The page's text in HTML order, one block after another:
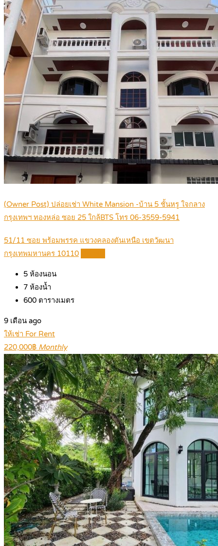
(Owner Post) ปล่อยเช่า White Mansion -บ้าน 5 ชั้นหรู ใจกลาง
กรุงเทพฯ ทองหล่อ ซอย 25 ใกล้BTS โทร 06-3559-5941
51/11 ซอย พร้อมพรรค แขวงคลองตันเหนือ เขตวัฒนา
กรุงเทพมหานคร 10110
5 ห้องนอน
7 ห้องน้ำ
600 ตารางเมตร
9 เดือน ago
ให้เช่า For Rent
220,000฿ Monthly